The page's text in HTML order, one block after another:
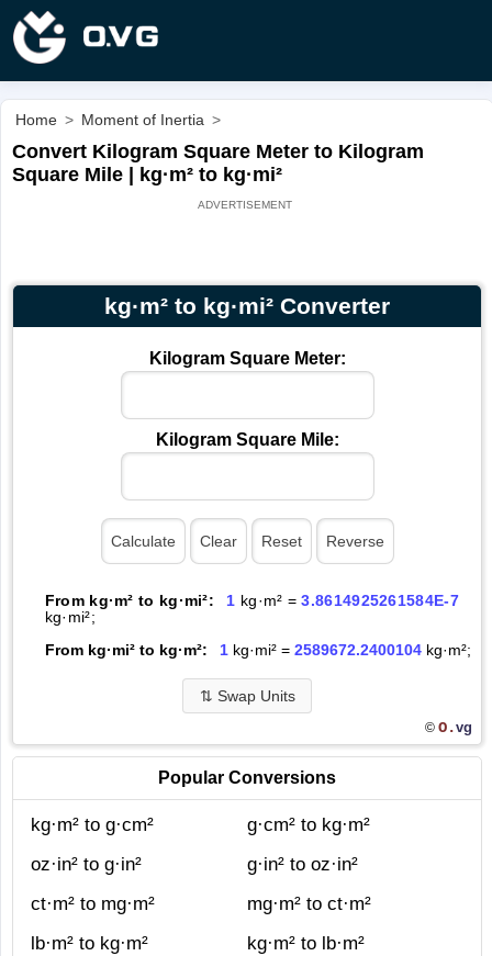
Home > Moment of Inertia >
Convert Kilogram Square Meter to Kilogram
Square Mile | kg·m² to kg·mi²
kg·m² to kg·mi² Converter
Kilogram Square Meter:
Kilogram Square Mile:
From kg·m² to kg·mi²: 1 kg·m² =3.8614925261584E-7
kg·mi²;
From kg·mi² to kg·m²:
1kg·mi² = 2589672.2400104kg·m²;
⇅ Swap Units
© O.vg
Popular Conversions
kg·m² to g·cm²
g·cm² to kg·m²
oz·in² to g·in²
g·in² to oz·in²
ct·m² to mg·m²
mg·m² to ct·m²
lb·m² to kg·m²
kg·m² to lb·m²